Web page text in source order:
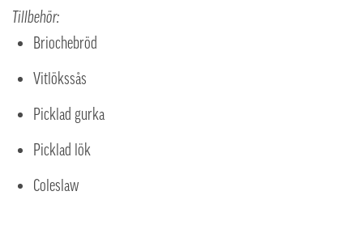
Tillbehör:
Briochebröd
Vitlökssås
Picklad gurka
Picklad lök
Coleslaw